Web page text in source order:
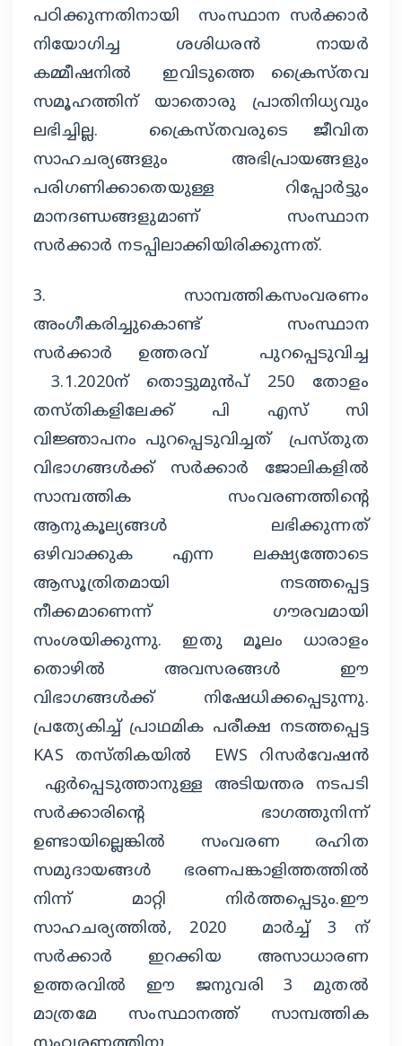
പഠിക്കുന്നതിനായി സംസ്ഥാന സർക്കാർ
നിയോഗിച്ച ശശിധരൻ നായർ
കമ്മീഷനിൽ ഇവിടുത്തെ ക്രൈസ്തവ
സമൂഹത്തിന് യാതൊരു പ്രാതിനിധ്യവും
ലഭിച്ചില്ല. ക്രൈസ്തവരുടെ ജീവിത
സാഹചര്യങ്ങളും അഭിപ്രായങ്ങളും
പരിഗണിക്കാതെയുള്ള റിപ്പോർട്ടും
മാനദണ്ഡങ്ങളുമാണ് സംസ്ഥാന
സർക്കാർ നടപ്പിലാക്കിയിരിക്കുന്നത്.
3. സാമ്പത്തികസംവരണം
അംഗീകരിച്ചുകൊണ്ട് സംസ്ഥാന
സർക്കാർ ഉത്തരവ് പുറപ്പെടുവിച്ച
3.1.2020ന് തൊട്ടുമുൻപ് 250 തോളം
തസ്തികളിലേക്ക് പി എസ് സി
വിജ്ഞാപനം പുറപ്പെടുവിച്ചത് പ്രസ്തുത
വിഭാഗങ്ങൾക്ക് സർക്കാർ ജോലികളിൽ
സാമ്പത്തിക സംവരണത്തിൻ്റെ
ആനുകൂല്യങ്ങൾ ലഭിക്കുന്നത്
ഒഴിവാക്കുക എന്ന ലക്ഷ്യത്തോടെ
ആസൂത്രിതമായി നടത്തപ്പെട്ട
നീക്കമാണെന്ന് ഗൗരവമായി
സംശയിക്കുന്നു. ഇതു മൂലം ധാരാളം
തൊഴിൽ അവസരങ്ങൾ ഈ
വിഭാഗങ്ങൾക്ക് നിഷേധിക്കപ്പെടുന്നു.
പ്രത്യേകിച്ച് പ്രാഥമിക പരീക്ഷ നടത്തപ്പെട്ട
KAS തസ്തികയിൽ EWS റിസർവേഷൻ
ഏർപ്പെടുത്താനുള്ള അടിയന്തര നടപടി
സർക്കാരിൻ്റെ ഭാഗത്തുനിന്ന്
ഉണ്ടായില്ലെങ്കിൽ സംവരണ രഹിത
സമുദായങ്ങൾ ഭരണപങ്കാളിത്തത്തിൽ
നിന്ന് മാറ്റി നിർത്തപ്പെടും.ഈ
സാഹചര്യത്തിൽ, 2020 മാർച്ച് 3 ന്
സർക്കാർ ഇറക്കിയ അസാധാരണ
ഉത്തരവിൽ ഈ ജനുവരി 3 മുതൽ
മാത്രമേ സംസ്ഥാനത്ത് സാമ്പത്തിക